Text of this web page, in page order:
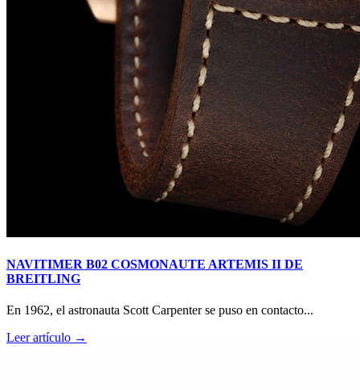
NAVITIMER B02 COSMONAUTE ARTEMIS II DE
BREITLING
En 1962, el astronauta Scott Carpenter se puso en contacto...
Leer artículo →